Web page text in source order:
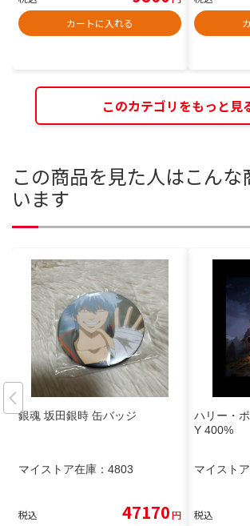
カートに入れる
このカテゴリをもっと見
この商品を見た人はこんな
います
銀魂 坂田銀時 缶バッジ
マイストア在庫： 4803
税込 47170円
ハリー・
Y 400%
マイストア
税込